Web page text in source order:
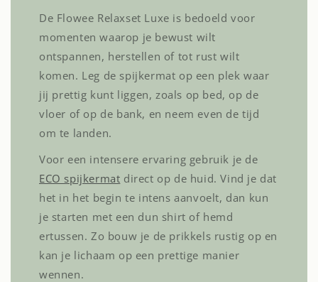
De Flowee Relaxset Luxe is bedoeld voor
momenten waarop je bewust wilt
ontspannen, herstellen of tot rust wilt
komen. Leg de spijkermat op een plek waar
jij prettig kunt liggen, zoals op bed, op de
vloer of op de bank, en neem even de tijd
om te landen.
Voor een intensere ervaring gebruik je de
ECO spijkermat direct op de huid. Vind je dat
het in het begin te intens aanvoelt, dan kun
je starten met een dun shirt of hemd
ertussen. Zo bouw je de prikkels rustig op en
kan je lichaam op een prettige manier
wennen.